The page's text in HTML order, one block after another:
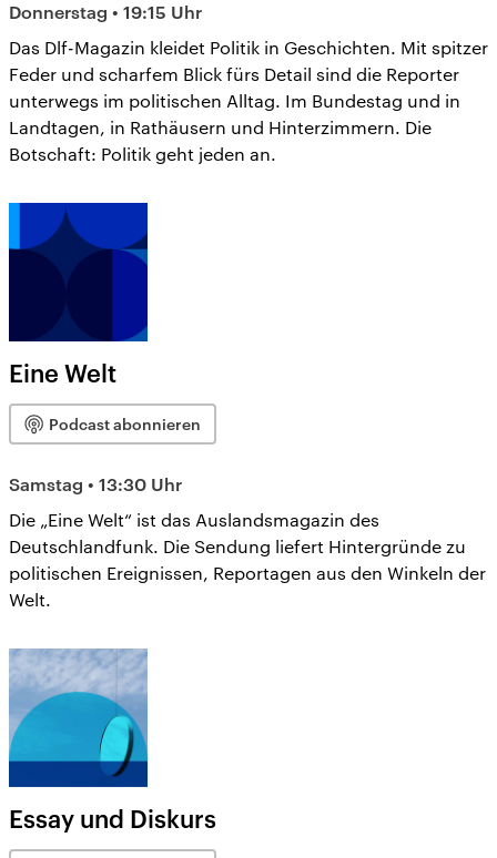
Donnerstag • 19:15 Uhr
Das Dlf-Magazin kleidet Politik in Geschichten. Mit spitzer
Feder und scharfem Blick fürs Detail sind die Reporter
unterwegs im politischen Alltag. Im Bundestag und in
Landtagen, in Rathäusern und Hinterzimmern. Die
Botschaft: Politik geht jeden an.
Eine Welt
Podcast abonnieren
Samstag • 13:30 Uhr
Die „Eine Welt“ ist das Auslandsmagazin des
Deutschlandfunk. Die Sendung liefert Hintergründe zu
politischen Ereignissen, Reportagen aus den Winkeln der
Welt.
Essay und Diskurs